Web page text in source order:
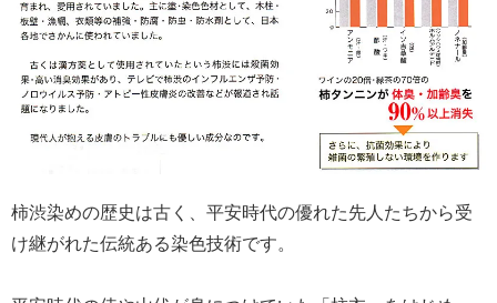
柿渋染めの歴史は古く、平安時代の優れた先人たちから受
け継がれた伝統ある染色技術です。